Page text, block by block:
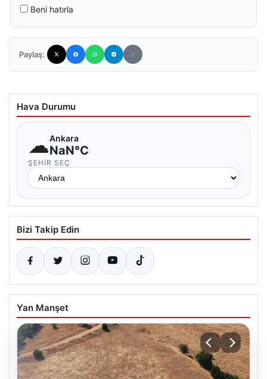
Beni hatırla
Paylaş:
Hava Durumu
☁Ankara
NaN°C
ŞEHIR SEÇ
Bizi Takip Edin
Yan Manşet